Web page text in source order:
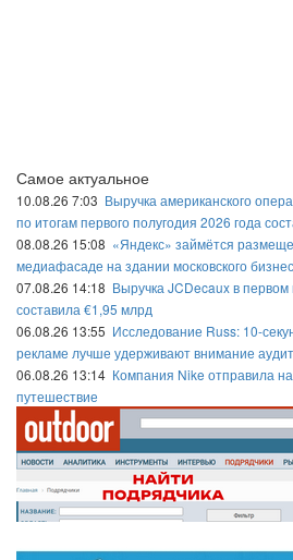
Самое актуальное
10.08.26 7:03 Выручка американского
по итогам первого полугодия 2026 года
08.08.26 15:08 «Яндекс» займётся
медиафасаде на здании московского
07.08.26 14:18 Выручка JCDecaux в первом
составила €1,95 млрд
06.08.26 13:55 Исследование Russ: 10-
рекламе лучше удерживают внимание
06.08.26 13:14 Компания Nike отправила
путешествие